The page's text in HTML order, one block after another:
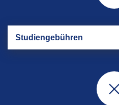
Stu­di­en­ge­büh­ren